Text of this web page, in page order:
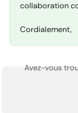
collaboration
Cordialement,
Avez-vous